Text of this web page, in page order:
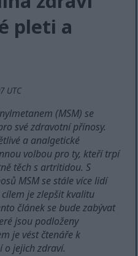
pleti a
UTC
(MSM) se
své zdravotní přínosy.
a analgetické
volbou pro ty, kteří trpí
těch s artritidou. S
MSM se stále více lidí
je zlepšit kvalitu
článek se bude zabývat
jsou podloženy
je vést čtenáře k
jejich zdraví.